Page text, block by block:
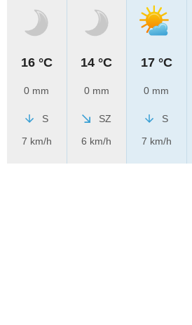
16 °C
0 mm
S
7 km/h
14 °C
0 mm
SZ
6 km/h
17 °C
0 mm
S
7 km/h